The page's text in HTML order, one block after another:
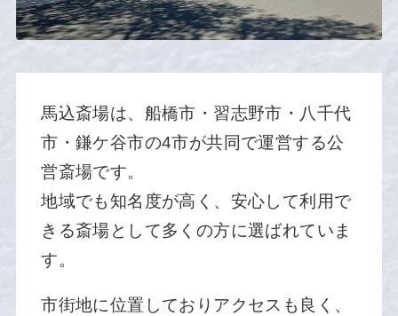
馬込斎場は、船橋市・習志野市・八千代
市・鎌ケ谷市の4市が共同で運営する公
営斎場です。
地域でも知名度が高く、安心して利用で
きる斎場として多くの方に選ばれていま
す。
市街地に位置しておりアクセスも良く、